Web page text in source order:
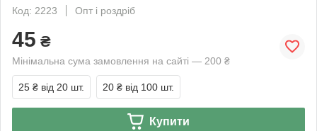
Код: 2223
Опт і роздріб
45 ₴
Мінімальна сума замовлення на сайті — 200 ₴
25 ₴ від 20 шт. 20 ₴ від 100 шт.
Купити